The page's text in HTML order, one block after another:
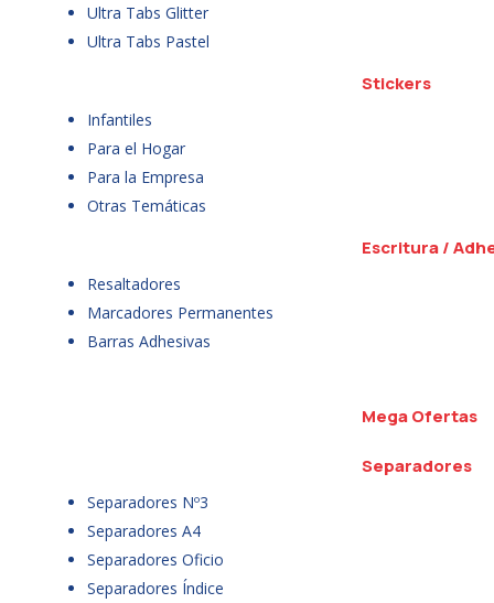
Ultra Tabs Glitter
Ultra Tabs Pastel
Stickers
Infantiles
Para el Hogar
Para la Empresa
Otras Temáticas
Escritura /
Resaltadores
Marcadores Permanentes
Barras Adhesivas
Mega Ofertas
Separadores
Separadores Nº3
Separadores A4
Separadores Oficio
Separadores Índice